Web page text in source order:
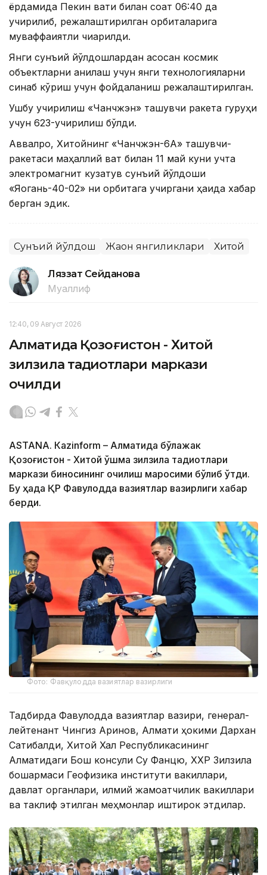
ёрдамида Пекин вақти билан соат 06:40 да
учирилиб, режалаштирилган орбиталарига
муваффақиятли чиқарилди.
Янги сунъий йўлдошлардан асосан космик
объектларни аниқлаш учун янги технологияларни
синаб кўриш учун фойдаланиш режалаштирилган.
Ушбу учирилиш «Чанчжэн» ташувчи ракета гуруҳи
учун 623-учирилиш бўлди.
Аввалроқ, Хитойнинг «Чанчжэн-6А» ташувчи-
ракетаси маҳаллий вақт билан 11 май куни учта
электромагнит кузатув сунъий йўлдоши
«Яогань-40-02» ни орбитага учиргани ҳақида хабар
берган эдик.
Сунъий йўлдош Жаҳон янгиликлари Хитой
Ляззат Сейданова
Муаллиф
12:40, 09 Август 2026
Алматида Қозоғистон - Хитой
зилзила тадқиқотлари маркази
очилди
ASTANА. Кazinform – Алматида бўлажак
Қозоғистон - Хитой қўшма зилзила тадқиқотлари
маркази биносининг очилиш маросими бўлиб ўтди.
Бу ҳақда ҚР Фавқулодда вазиятлар вазирлиги хабар
берди.
Фото: Фавқулодда вазиятлар вазирлиги
Тадбирда Фавқулодда вазиятлар вазири, генерал-
лейтенант Чингиз Аринов, Алмати ҳокими Дархан
Сатибалди, Хитой Халқ Республикасининг
Алматидаги Бош консули Су Фанцю, ХХР Зилзила
бошқармаси Геофизика институти вакиллари,
давлат органлари, илмий жамоатчилик вакиллари
ва таклиф этилган меҳмонлар иштирок этдилар.